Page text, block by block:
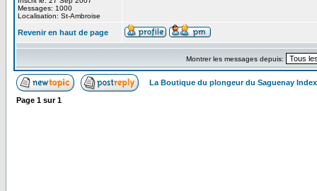
Messages: 1000
Localisation: St-Ambroise
Revenir en haut de page
Montrer les messages depuis:
La Boutique du plongeur du Saguenay
Page 1 sur1